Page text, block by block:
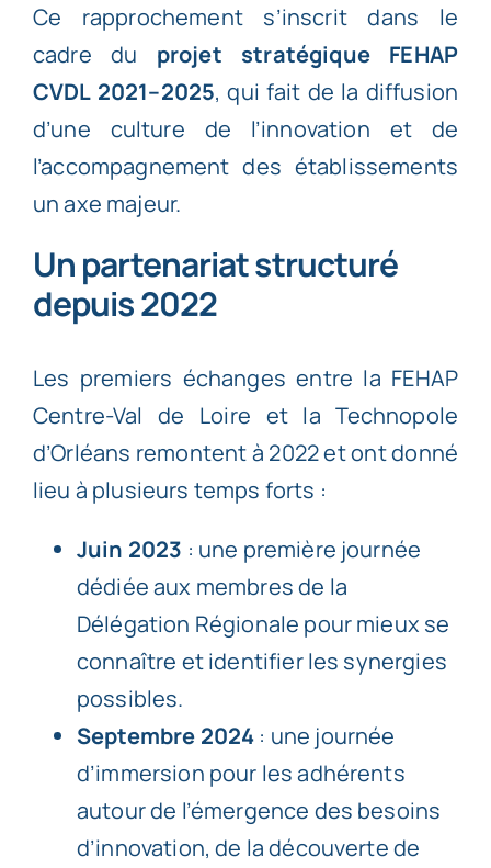
Ce rapprochement s’inscrit dans le
cadre du projet stratégique FEHAP
CVDL 2021–2025, qui fait de la diffusion
d’une culture de l’innovation et de
l’accompagnement des établissements
un axe majeur.
Un partenariat structuré
depuis 2022
Les premiers échanges entre la FEHAP
Centre-Val de Loire et la Technopole
d’Orléans remontent à 2022 et ont donné
lieu à plusieurs temps forts :
Juin 2023 : une première journée
dédiée aux membres de la
Délégation Régionale pour mieux se
connaître et identifier les synergies
possibles.
Septembre 2024 : une journée
d’immersion pour les adhérents
autour de l’émergence des besoins
d’innovation, de la découverte de